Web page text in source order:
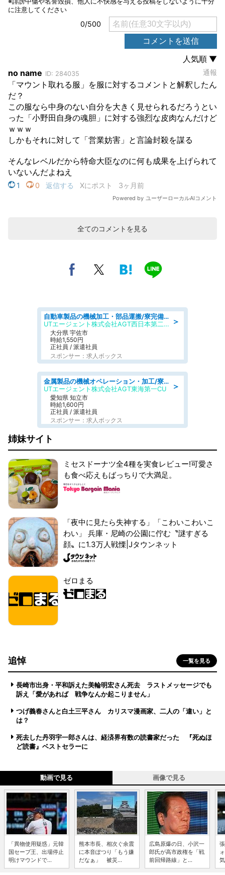
全てのコメントを見る
＞
自動車製品の機械加工・部品運搬/寮完備/日払い/工場・製造
UTエージェント株式会社AGT西日本第二CU
大分県 宇佐市
時給1,550円
正社員 / 派遣社員
スポンサー：求人ボックス
＞
金属製品の機械オペレーション・加工/寮完備/日払い/工場・製造
UTエージェント株式会社AGT東海第一CU
愛知県 知立市
時給1,600円
正社員 / 派遣社員
スポンサー：求人ボックス
姉妹サイト
ミセスドーナツ全4種を実食レビュー!可愛さ
も食べ応えもばっちりで大満足。
「夜中に見たら失神する」「こわいこわいこ
わい」 兵庫・尼崎の公園に佇む〝謎すぎる
顔〟に1.3万人戦慄|Jタウンネット
ゼロまる
追悼 一覧を見る
長崎市出身・平和訴えた美輪明宏さん死去 ラストメッセージでも
訴え「愛があれば 戦争なんか起こりません」
つげ義春さんと白土三平さん カリスマ漫画家、二人の「違い」と
は？
死去した丹羽宇一郎さんは、経済界有数の読書家だった 『死ぬほ
ど読書』ベストセラーに
動画で見る 画像で見る
「異物使用疑惑」元韓
国セーブ王、出場停止
明けマウンドで...
熊本市長、相次ぐ余震
に本音ぽつり「もう嫌
だなぁ」 被災...
広島原爆の日、小沢一
郎氏が高市政権を「戦
前回帰路線」と...